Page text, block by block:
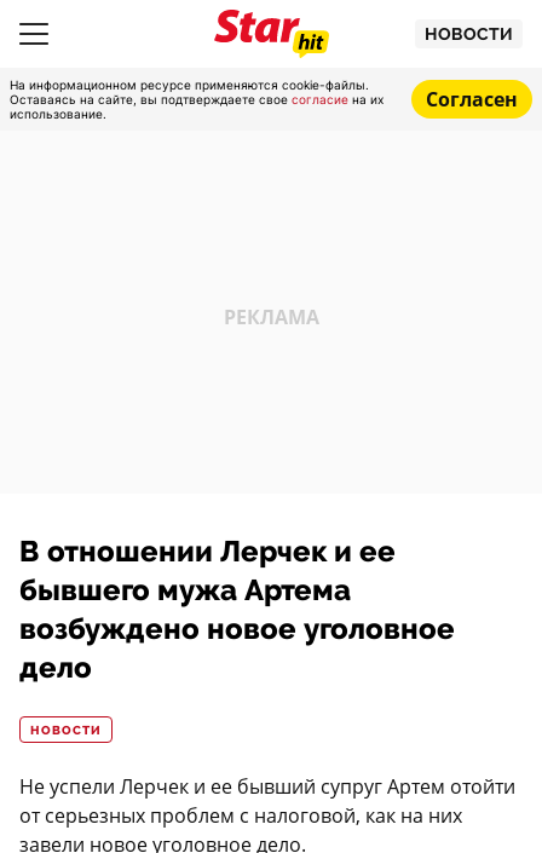
НОВОСТИ
На информационном ресурсе применяются cookie-файлы.
Оставаясь на сайте, вы подтверждаете свое согласие на их
использование.
Согласен
В отношении Лерчек и ее
бывшего мужа Артема
возбуждено новое уголовное
дело
НОВОСТИ
Не успели Лерчек и ее бывший супруг Артем отойти
от серьезных проблем с налоговой, как на них
завели новое уголовное дело.